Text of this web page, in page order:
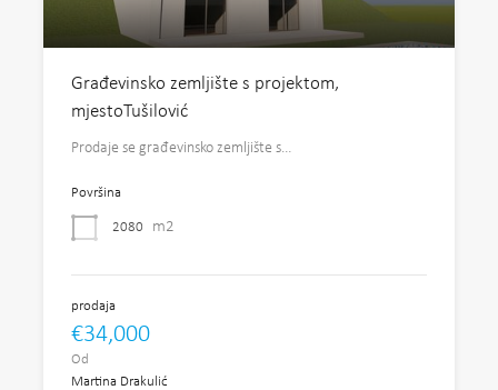
Građevinsko zemljište s projektom,
mjestoTušilović
Prodaje se građevinsko zemljište s…
Površina
2080 m2
prodaja
€34,000
Od
Martina Drakulić